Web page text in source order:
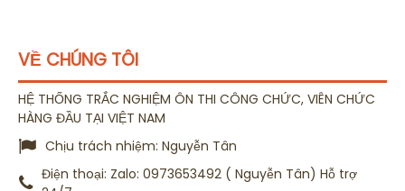
VỀ CHÚNG TÔI
HỆ THỐNG TRẮC NGHIỆM ÔN THI CÔNG CHỨC, VIÊN CHỨC
HÀNG ĐẦU TẠI VIỆT NAM
Chịu trách nhiệm: Nguyễn Tân
Điện thoại: Zalo: 0973653492 ( Nguyễn Tân) Hỗ trợ